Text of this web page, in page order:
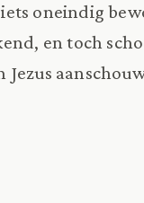
iets oneindig
en toch